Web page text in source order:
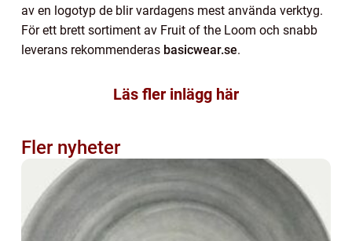
av en logotyp de blir vardagens mest använda verktyg.
För ett brett sortiment av Fruit of the Loom och snabb
leverans rekommenderas basicwear.se.
Läs fler inlägg här
Fler nyheter